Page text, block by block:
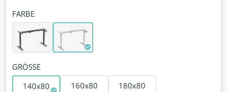
FARBE
GRÖSSE
140x80
160x80 180x80